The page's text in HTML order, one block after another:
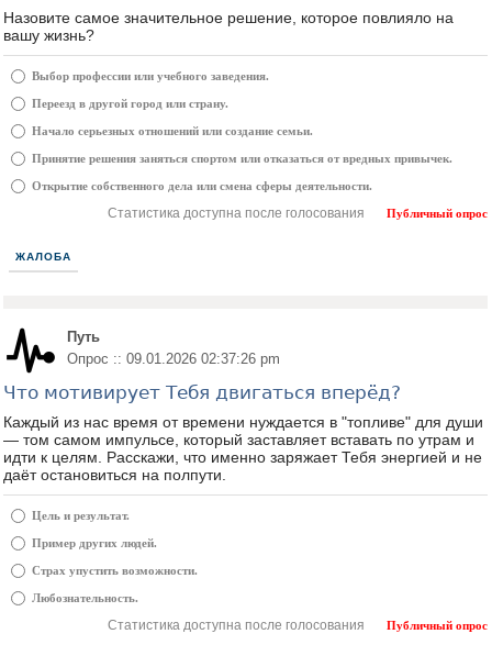
Назовите самое значительное решение, которое повлияло на
вашу жизнь?
Выбор профессии или учебного заведения.
Переезд в другой город или страну.
Начало серьезных отношений или создание семьи.
Принятие решения заняться спортом или отказаться от вредных привычек.
Открытие собственного дела или смена сферы деятельности.
Статистика доступна после голосования Публичный опрос
ЖАЛОБА
Путь
Опрос :: 09.01.2026 02:37:26 pm
Что мотивирует Тебя двигаться вперёд?
Каждый из нас время от времени нуждается в "топливе" для души
— том самом импульсе, который заставляет вставать по утрам и
идти к целям. Расскажи, что именно заряжает Тебя энергией и не
даёт остановиться на полпути.
Цель и результат.
Пример других людей.
Страх упустить возможности.
Любознательность.
Статистика доступна после голосования Публичный опрос